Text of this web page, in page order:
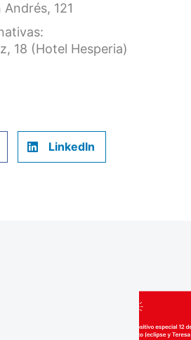
Andrés, 121
18 (Hotel Hesperia)
LinkedIn